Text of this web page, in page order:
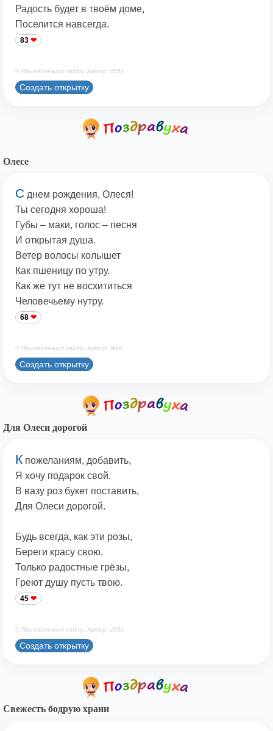
Радость будет в твоём доме,
Поселится навсегда.
83
© Принадлежит сайту. Автор: z55z
Создать открытку
Олесе
С днем рождения, Олеся!
Ты сегодня хороша!
Губы – маки, голос – песня
И открытая душа.
Ветер волосы колышет
Как пшеницу по утру.
Как же тут не восхититься
Человечьему нутру.
68
© Принадлежит сайту. Автор: lilian
Создать открытку
Для Олеси дорогой
К пожеланиям, добавить,
Я хочу подарок свой.
В вазу роз букет поставить,
Для Олеси дорогой.
Будь всегда, как эти розы,
Береги красу свою.
Только радостные грёзы,
Греют душу пусть твою.
45
© Принадлежит сайту. Автор: z55z
Создать открытку
Свежесть бодрую храни